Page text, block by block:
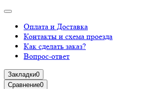
Оплата и Доставка
Контакты и схема проезда
Как сделать заказ?
Вопрос-ответ
Закладки0
Сравнение0